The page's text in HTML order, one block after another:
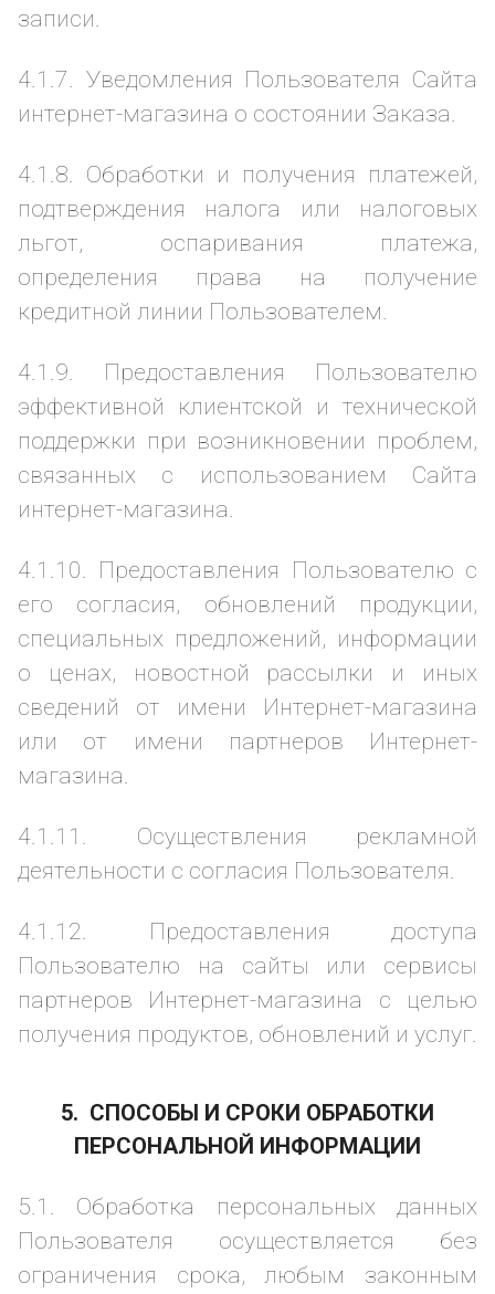
записи.
4.1.7. Уведомления Пользователя Сайта
интернет-магазина о состоянии Заказа.
4.1.8. Обработки и получения платежей,
подтверждения налога или налоговых
льгот, оспаривания платежа,
определения права на получение
кредитной линии Пользователем.
4.1.9. Предоставления Пользователю
эффективной клиентской и технической
поддержки при возникновении проблем,
связанных с использованием Сайта
интернет-магазина.
4.1.10. Предоставления Пользователю с
его согласия, обновлений продукции,
специальных предложений, информации
о ценах, новостной рассылки и иных
сведений от имени Интернет-магазина
или от имени партнеров Интернет-
магазина.
4.1.11. Осуществления рекламной
деятельности с согласия Пользователя.
4.1.12. Предоставления доступа
Пользователю на сайты или сервисы
партнеров Интернет-магазина с целью
получения продуктов, обновлений и услуг.
5. СПОСОБЫ И СРОКИ ОБРАБОТКИ
ПЕРСОНАЛЬНОЙ ИНФОРМАЦИИ
5.1. Обработка персональных данных
Пользователя осуществляется без
ограничения срока, любым законным